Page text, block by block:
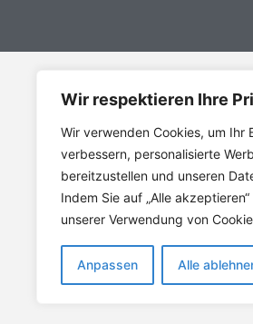
Wir respektieren Ihre
Wir verwenden Cookies, um Ihr
verbessern, personalisierte
bereitzustellen und unseren
Indem Sie auf „Alle
unserer Verwendung von
Anpassen Alle
VfB Bretten 1908
Willi-
75015 Bretten
Impressum